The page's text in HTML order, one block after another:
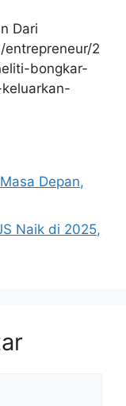
Dari
2
bongkar-
Depan,
Naik di 2025,